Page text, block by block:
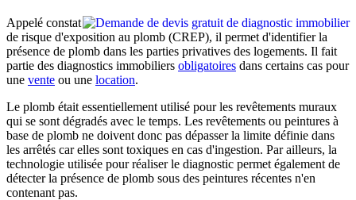
Appelé constat
de risque d'exposition au plomb (CREP), il permet d'identifier la
présence de plomb dans les parties privatives des logements. Il fait
partie des diagnostics immobiliers obligatoires dans certains cas pour
une vente ou une location.
Le plomb était essentiellement utilisé pour les revêtements muraux
qui se sont dégradés avec le temps. Les revêtements ou peintures à
base de plomb ne doivent donc pas dépasser la limite définie dans
les arrêtés car elles sont toxiques en cas d'ingestion. Par ailleurs, la
technologie utilisée pour réaliser le diagnostic permet également de
détecter la présence de plomb sous des peintures récentes n'en
contenant pas.